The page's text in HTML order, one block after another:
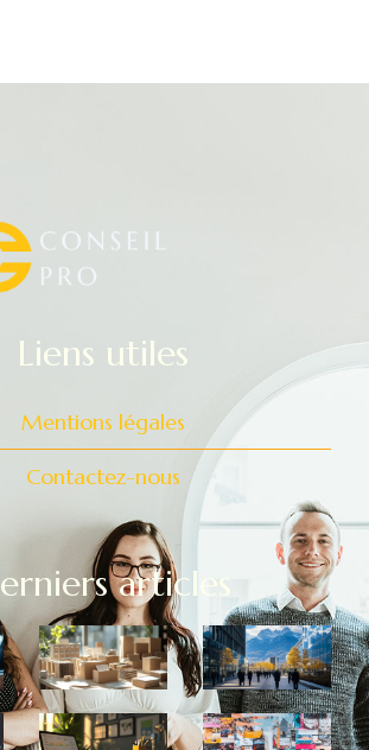
liens utiles
Mentions légales
Contactez-nous
derniers articles